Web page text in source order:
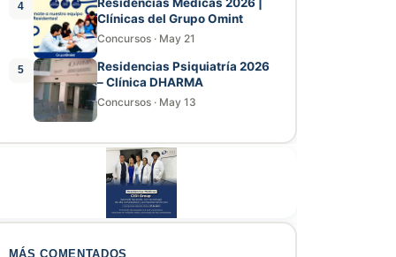
4
Clínicas del Grupo Omint
Concursos · May 21
5
Residencias Psiquiatría 2026
– Clínica DHARMA
Concursos · May 13
MÁS COMENTADOS